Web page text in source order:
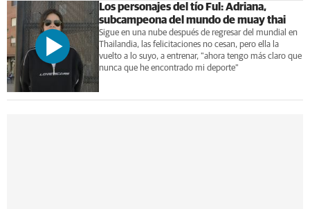
Los personajes del tío Ful: Adriana,
subcampeona del mundo de muay thai
Sigue en una nube después de regresar del mundial en
Thailandia, las felicitaciones no cesan, pero ella la
vuelto a lo suyo, a entrenar, "ahora tengo más claro que
nunca que he encontrado mi deporte"